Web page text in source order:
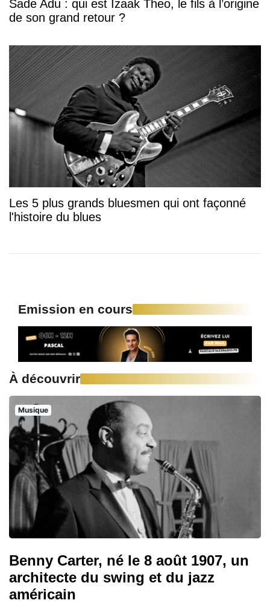
Sade Adu : qui est Izaak Theo, le fils à l’origine
de son grand retour ?
Les 5 plus grands bluesmen qui ont façonné
l'histoire du blues
Emission en cours
À découvrir
Musique
Benny Carter, né le 8 août 1907, un
architecte du swing et du jazz
américain